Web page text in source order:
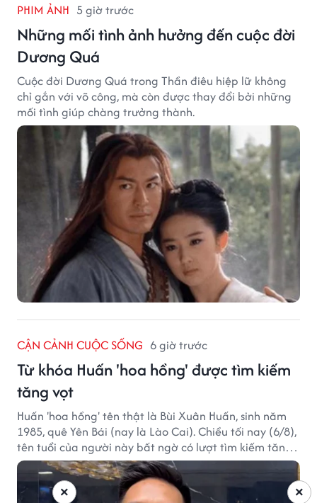
PHIM ẢNH 5 giờ trước
Những mối tình ảnh hưởng đến cuộc đời
Dương Quá
Cuộc đời Dương Quá trong Thần điêu hiệp lữ không
chỉ gắn với võ công, mà còn được thay đổi bởi những
mối tình giúp chàng trưởng thành.
CẬN CẢNH CUỘC SỐNG 6 giờ trước
Từ khóa Huấn 'hoa hồng' được tìm kiếm
tăng vọt
Huấn 'hoa hồng' tên thật là Bùi Xuân Huấn, sinh năm
1985, quê Yên Bái (nay là Lào Cai). Chiều tối nay (6/8),
tên tuổi của người này bất ngờ có lượt tìm kiếm tăng
vọt.
×
×